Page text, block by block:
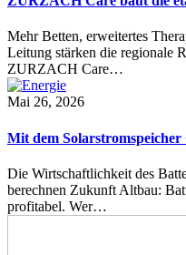
Mehr Betten, erweitertes
Leitung stärken die regionale
ZURZACH Care…
Mai 26, 2026
Mit dem Solarstromspeicher
Die Wirtschaftlichkeit des
berechnen Zukunft Altbau:
profitabel. Wer…